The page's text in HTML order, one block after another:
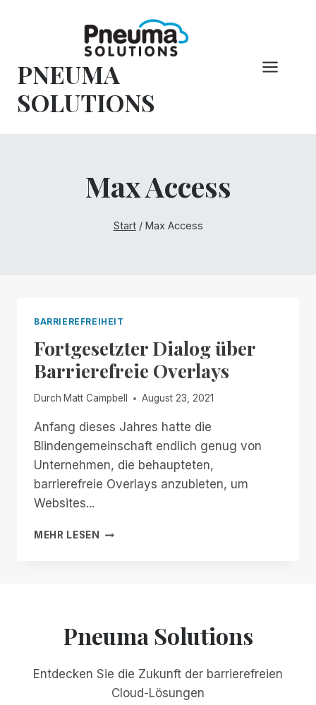
PNEUMA
SOLUTIONS
Max Access
Start / Max Access
BARRIEREFREIHEIT
Fortgesetzter Dialog über
Barrierefreie Overlays
Durch Matt Campbell August 23, 2021
Anfang dieses Jahres hatte die
Blindengemeinschaft endlich genug von
Unternehmen, die behaupteten,
barrierefreie Overlays anzubieten, um
Websites...
MEHR LESEN
FORTGESETZTER
Pneuma Solutions
Entdecken Sie die Zukunft der barrierefreien
Cloud-Lösungen